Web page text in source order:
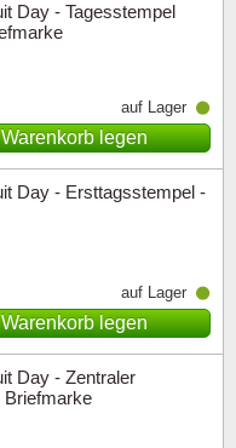
Day - Tagesstempel
auf Lager
legen
Day - Ersttagsstempel -
auf Lager
legen
Day - Zentraler
Briefmarke